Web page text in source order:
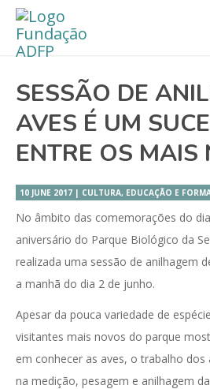
SESSÃO DE
AVES É UM
ENTRE OS MAIS
10 JUNE 2017 | CULTURA, EDUCAÇÃO E
No âmbito das comemorações do
aniversário do Parque Biológico da
realizada uma sessão de anilhagem
a manhã do dia 2 de junho.
Apesar da pouca variedade de
visitantes mais novos do parque
em conhecer as aves, o trabalho
na medição, pesagem e anilhagem